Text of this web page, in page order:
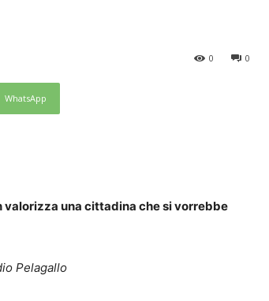
0
0
WhatsApp
valorizza una cittadina che si vorrebbe
Pelagallo